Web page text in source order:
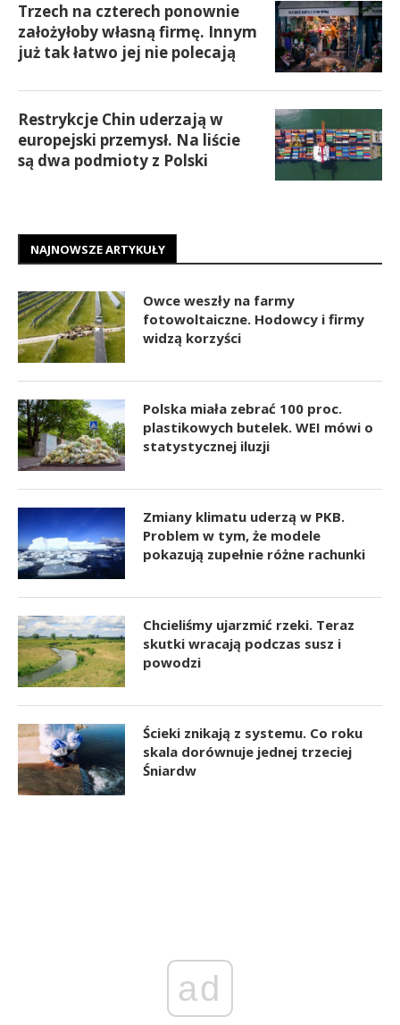
Trzech na czterech ponownie
założyłoby własną firmę. Innym
już tak łatwo jej nie polecają
Restrykcje Chin uderzają w
europejski przemysł. Na liście
są dwa podmioty z Polski
NAJNOWSZE ARTYKUŁY
Owce weszły na farmy
fotowoltaiczne. Hodowcy i firmy
widzą korzyści
Polska miała zebrać 100 proc.
plastikowych butelek. WEI mówi o
statystycznej iluzji
Zmiany klimatu uderzą w PKB.
Problem w tym, że modele
pokazują zupełnie różne rachunki
Chcieliśmy ujarzmić rzeki. Teraz
skutki wracają podczas susz i
powodzi
Ścieki znikają z systemu. Co roku
skala dorównuje jednej trzeciej
Śniardw
ad